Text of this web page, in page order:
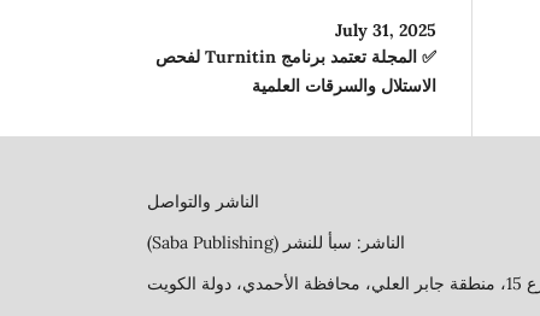
July 31, 2025
✅ المجلة تعتمد برنامج Turnitin لفحص
الاستلال والسرقات العلمية
الناشر والتواصل
الناشر: سبأ للنشر (Saba Publishing)